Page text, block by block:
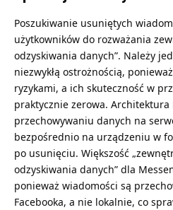
Poszukiwanie usuniętych
użytkowników do rozważania
odzyskiwania danych”. Należy
niezwykłą ostrożnością,
ryzykami, a ich skuteczność w
praktycznie zerowa.
przechowywaniu danych na
bezpośrednio na urządzeniu w
po usunięciu. Większość
odzyskiwania danych” dla
ponieważ wiadomości są
Facebooka, a nie lokalnie, co